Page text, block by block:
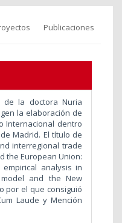
Publicaciones
de la doctora Nuria
la elaboración de
Internacional dentro
Madrid. El título de
interregional trade
the European Union:
analysis in
and the New
por el que consiguió
Laude y Mención